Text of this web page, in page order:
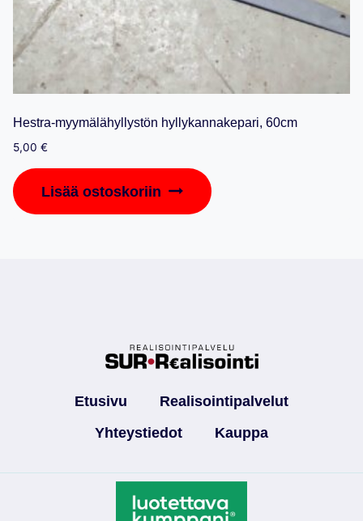
Hestra-myymälähyllystön hyllykannakepari, 60cm
5,00 €
Lisää ostoskoriin
Etusivu
Realisointipalvelut
Yhteystiedot
Kauppa